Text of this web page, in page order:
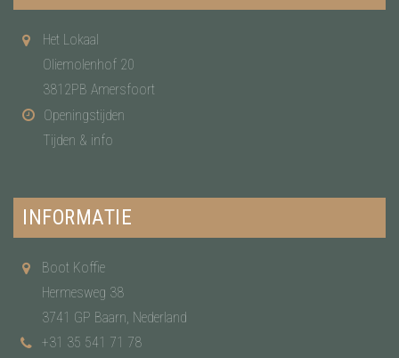
Het Lokaal
Oliemolenhof 20
3812PB Amersfoort
Openingstijden
Tijden & info
INFORMATIE
Boot Koffie
Hermesweg 38
3741 GP Baarn, Nederland
+31 35 541 71 78